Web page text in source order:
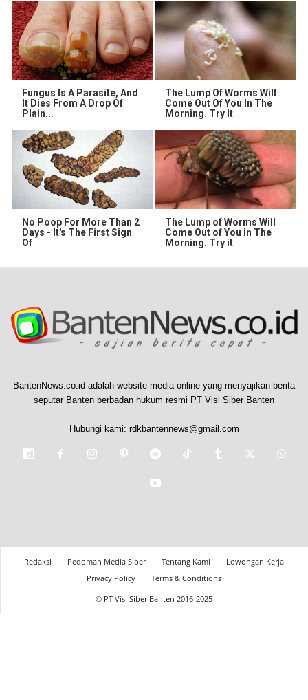
Fungus Is A Parasite, And
It Dies From A Drop Of
Plain...
The Lump Of Worms Will
Come Out Of You In The
Morning. Try It
No Poop For More Than 2
Days - It's The First Sign
Of
The Lump of Worms Will
Come Out of You in The
Morning. Try it
BantenNews.co.id adalah website media online yang menyajikan berita
seputar Banten berbadan hukum resmi PT Visi Siber Banten
Hubungi kami: rdkbantennews@gmail.com
Redaksi Pedoman Media Siber Tentang Kami
Lowongan Kerja
Privacy Policy
Terms & Conditions
© PT Visi Siber Banten 2016-2025